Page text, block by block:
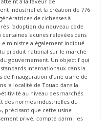
industriel et la création de 776
de richesses à
l’adoption du nouveau code
lacunes relevées dans
ministre a également indiqué
produit national sur le marché
gouvernement. Un objectif qui
internationaux dans la
l’inauguration d’une usine de
la localité de Touab dans la
au niveau des marchés
des normes industrielles du
précisant que cette usine
privé, compte parmi les